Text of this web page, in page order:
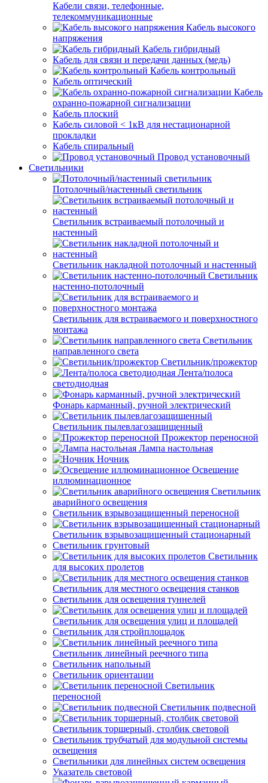
Кабели связи, телефонные,
телекоммуникационные
Кабель высокого
напряжения
Кабель гибридный
Кабель для связи и передачи данных (медь)
Кабель контрольный
Кабель оптический
Кабель
охранно-пожарной сигнализации
Кабель плоский
Кабель силовой < 1кВ для нестационарной
прокладки
Кабель спиральный
Провод установочный
Светильники
Потолочный/настенный светильник
Светильник встраиваемый потолочный и
настенный
Светильник накладной потолочный и настенный
Светильник
настенно-потолочный
Светильник для встраиваемого и поверхностного
монтажа
Светильник
направленного света
Светильник/прожектор
Лента/полоса
светодиодная
Фонарь карманный, ручной электрический
Светильник пылевлагозащищенный
Прожектор переносной
Лампа настольная
Ночник
Освещение
иллюминационное
Светильник
аварийного освещения
Светильник взрывозащищенный переносной
Светильник взрывозащищенный стационарный
Светильник грунтовый
Светильник
для высоких пролетов
Светильник для местного освещения станков
Светильник для освещения туннелей
Светильник для освещения улиц и площадей
Светильник для стройплощадок
Светильник линейный реечного типа
Светильник напольный
Светильник ориентации
Светильник
переносной
Светильник подвесной
Светильник торшерный, столбик световой
Светильник трубчатый для модульной системы
освещения
Светильники для линейных систем освещения
Указатель световой